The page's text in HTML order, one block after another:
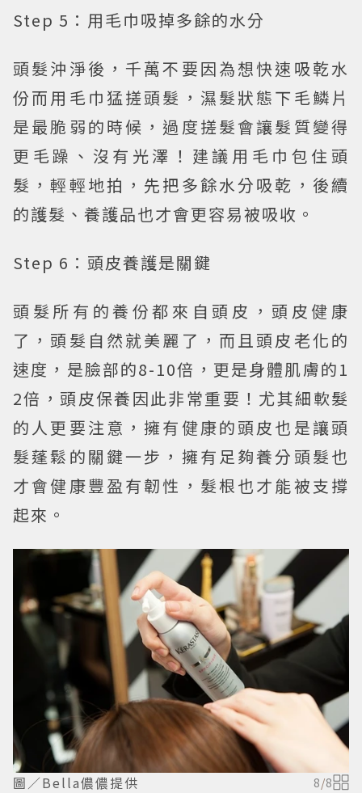
Step 5：用毛巾吸掉多餘的水分
頭髮沖淨後，千萬不要因為想快速吸乾水
份而用毛巾猛搓頭髮，濕髮狀態下毛鱗片
是最脆弱的時候，過度搓髮會讓髮質變得
更毛躁、沒有光澤！建議用毛巾包住頭
髮，輕輕地拍，先把多餘水分吸乾，後續
的護髮、養護品也才會更容易被吸收。
Step 6：頭皮養護是關鍵
頭髮所有的養份都來自頭皮，頭皮健康
了，頭髮自然就美麗了，而且頭皮老化的
速度，是臉部的8-10倍，更是身體肌膚的1
2倍，頭皮保養因此非常重要！尤其細軟髮
的人更要注意，擁有健康的頭皮也是讓頭
髮蓬鬆的關鍵一步，擁有足夠養分頭髮也
才會健康豐盈有韌性，髮根也才能被支撐
起來。
圖／Bella儂儂提供 8/8